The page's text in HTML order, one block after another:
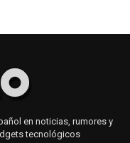
en noticias, rumores y
tecnológicos